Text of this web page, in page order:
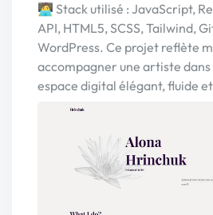
🧑‍💻 Stack utilisé : JavaScript,
API, HTML5, SCSS, Tailwind,
WordPress. Ce projet reflète
accompagner une artiste dans
espace digital élégant, fluide